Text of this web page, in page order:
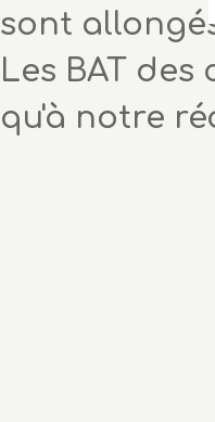
sont
Les BAT
qu'à notre